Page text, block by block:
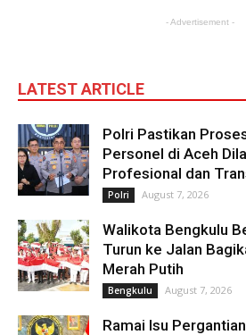
- Advertisement -
LATEST ARTICLE
Polri Pastikan
Personel di Aceh
Profesional dan
Polri August 7, 2026
Walikota Bengkulu
Turun ke Jalan
Merah Putih
Bengkulu August 7, 2026
Ramai Isu